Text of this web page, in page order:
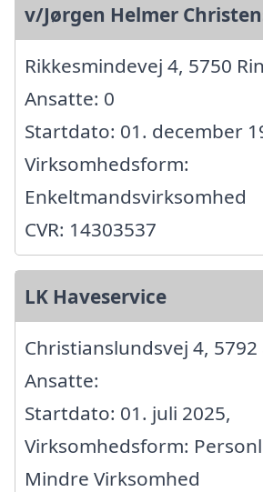
v/Jørgen Helmer
Rikkesmindevej 4, 5750
Ansatte: 0
Startdato: 01. december
Virksomhedsform:
Enkeltmandsvirksomhed
CVR: 14303537
LK Haveservice
Christianslundsvej 4,
Ansatte:
Startdato: 01. juli 2025,
Virksomhedsform:
Mindre Virksomhed